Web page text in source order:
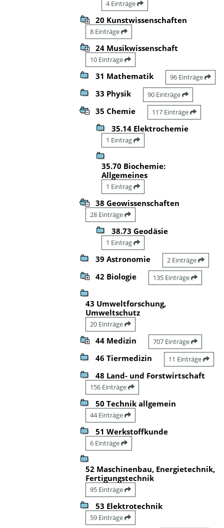
4 Einträge
20 Kunstwissenschaften
8 Einträge
24 Musikwissenschaft
10 Einträge
31 Mathematik 96 Einträge
33 Physik 90 Einträge
35 Chemie 117 Einträge
35.14 Elektrochemie
1 Eintrag
35.70 Biochemie:
Allgemeines
1 Eintrag
38 Geowissenschaften
28 Einträge
38.73 Geodäsie
1 Eintrag
39 Astronomie 2 Einträge
42 Biologie 135 Einträge
43 Umweltforschung,
Umweltschutz
20 Einträge
44 Medizin 707 Einträge
46 Tiermedizin 11 Einträge
48 Land- und Forstwirtschaft
156 Einträge
50 Technik allgemein
44 Einträge
51 Werkstoffkunde
6 Einträge
52 Maschinenbau, Energietechnik,
Fertigungstechnik
95 Einträge
53 Elektrotechnik
59 Einträge